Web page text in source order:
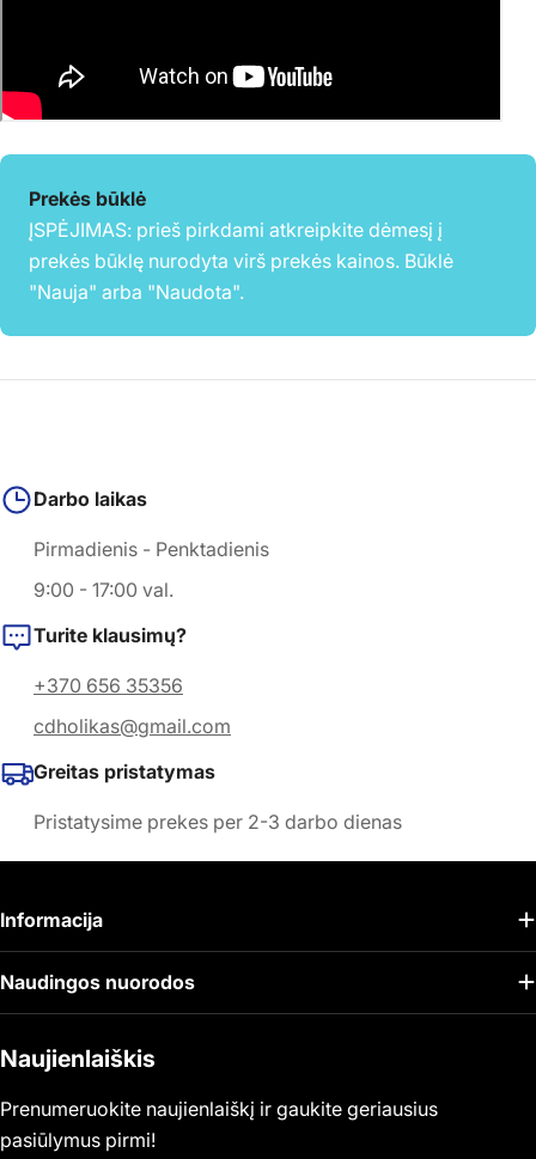
Prekės būklė
ĮSPĖJIMAS: prieš pirkdami atkreipkite dėmesį į
prekės būklę nurodyta virš prekės kainos. Būklė
"Nauja" arba "Naudota".
Darbo laikas
Pirmadienis - Penktadienis
9:00 - 17:00 val.
Turite klausimų?
+370 656 35356
cdholikas@gmail.com
Greitas pristatymas
Pristatysime prekes per 2-3 darbo dienas
Naujienlaiškis
Prenumeruokite naujienlaiškį ir gaukite geriausius
pasiūlymus pirmi!
Informacija
Naudingos nuorodos